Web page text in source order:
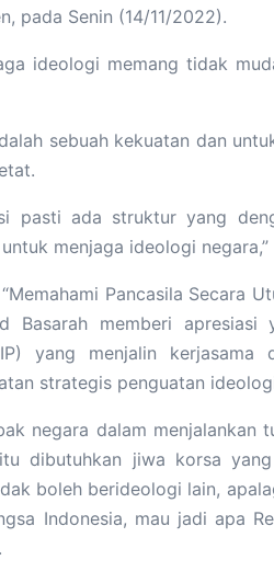
pada Senin (14/11/2022).
ideologi memang tidak
sebuah kekuatan dan
pasti ada struktur yang
menjaga ideologi negara,”
Pancasila Secara
Basarah memberi
yang menjalin kerjasama
strategis penguatan
negara dalam
dibutuhkan jiwa korsa
boleh berideologi lain,
Indonesia, mau jadi apa